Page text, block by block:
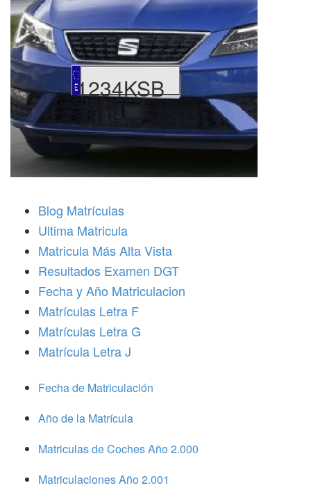
1234KSB
Blog Matrículas
Ultima Matricula
Matricula Más Alta Vista
Resultados Examen DGT
Fecha y Año Matriculacion
Matrículas Letra F
Matrículas Letra G
Matrícula Letra J
Fecha de Matriculación
Año de la Matrícula
Matriculas de Coches Año 2.000
Matriculaciones Año 2.001